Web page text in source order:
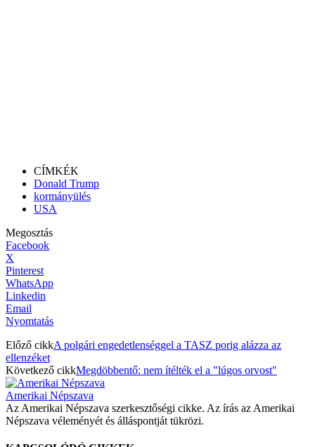
CÍMKÉK
Donald Trump
kormányülés
USA
Megosztás
Facebook
X
Pinterest
WhatsApp
Linkedin
Email
Nyomtatás
Előző cikkA polgári engedetlenséggel a TASZ porig alázza az
ellenzéket
Következő cikkMegdöbbentő: nem ítélték el a "lúgos orvost"
Amerikai Népszava
Az Amerikai Népszava szerkesztőségi cikke. Az írás az Amerikai
Népszava véleményét és álláspontját tükrözi.